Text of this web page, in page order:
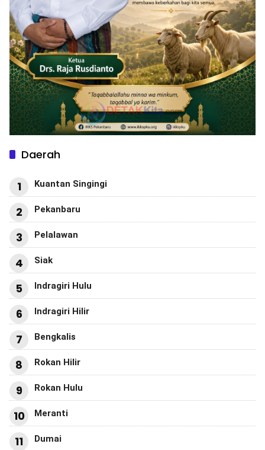
Daerah
1 Kuantan Singingi
2 Pekanbaru
3 Pelalawan
4 Siak
5 Indragiri Hulu
6 Indragiri Hilir
7 Bengkalis
8 Rokan Hilir
9 Rokan Hulu
10 Meranti
11 Dumai